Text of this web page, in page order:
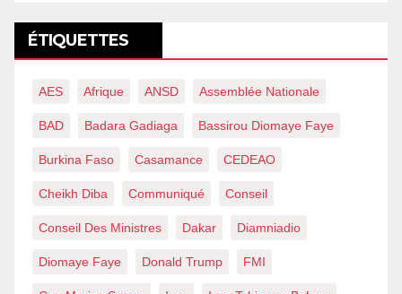
ÉTIQUETTES
AES Afrique ANSD Assemblée Nationale
BAD Badara Gadiaga Bassirou Diomaye Faye
Burkina Faso Casamance CEDEAO
Cheikh Diba Communiqué Conseil
Conseil Des Ministres Dakar Diamniadio
Diomaye Faye Donald Trump FMI